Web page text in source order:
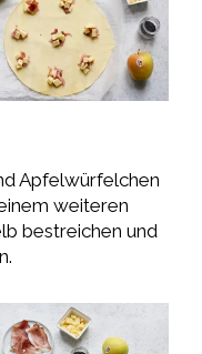
Apfelwürfelchen
weiteren
bestreichen und